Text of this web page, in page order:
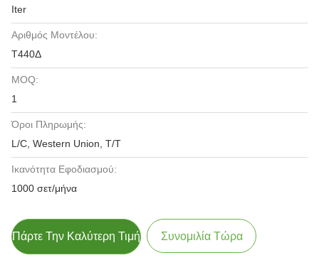
Iter
Αριθμός Μοντέλου:
Τ440Δ
MOQ:
1
Όροι Πληρωμής:
L/C, Western Union, T/T
Ικανότητα Εφοδιασμού:
1000 σετ/μήνα
Πάρτε Την Καλύτερη Τιμή Συνομιλία Τώρα